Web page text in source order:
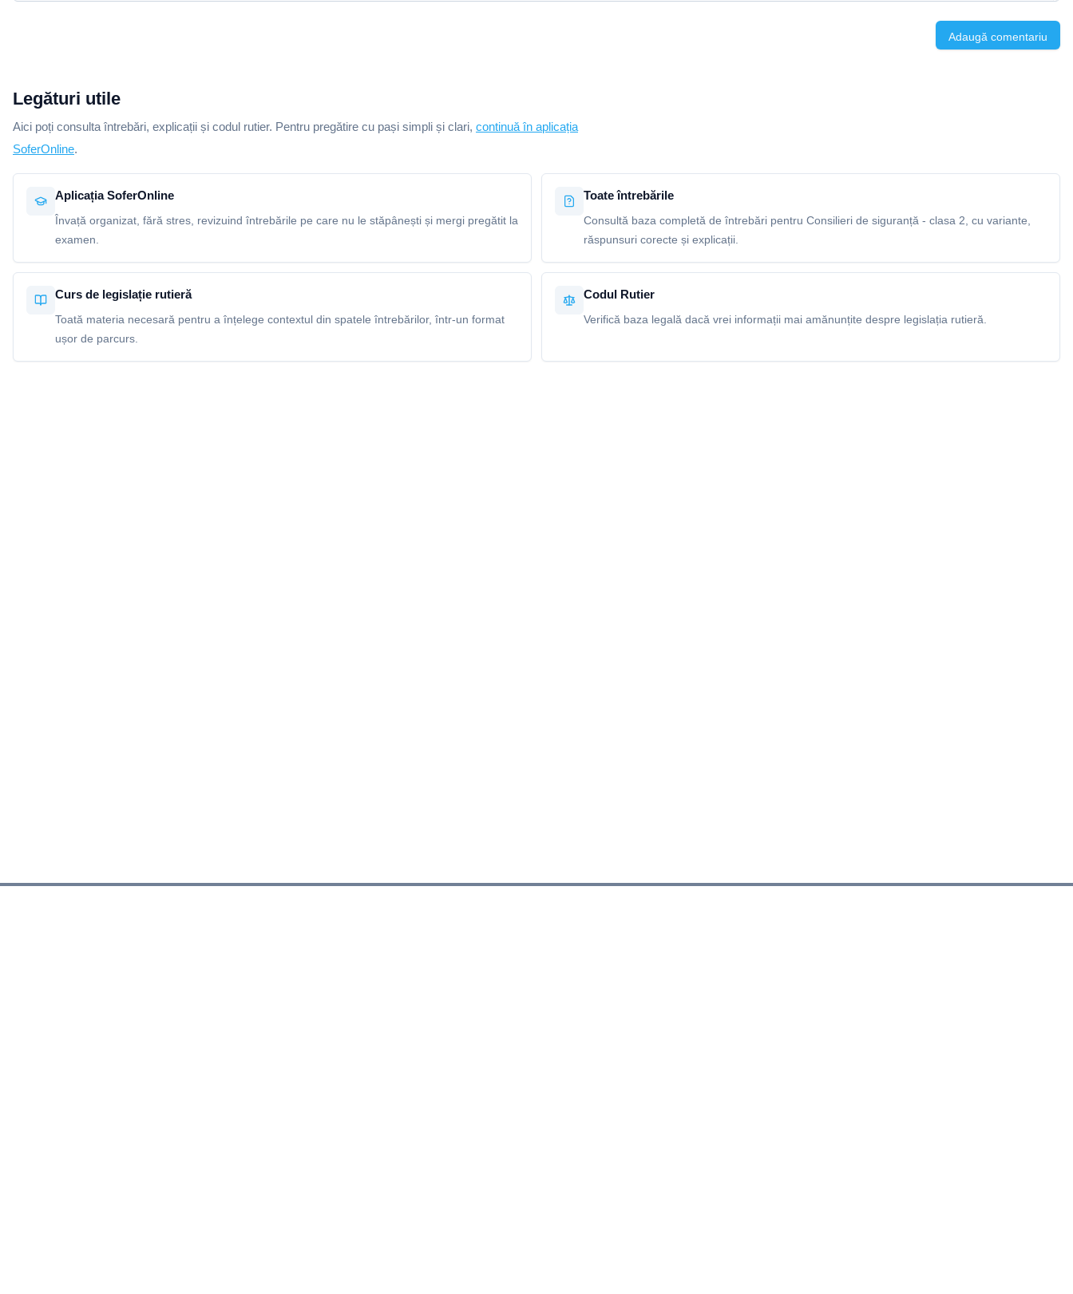
Adaugă comentariu
Legături utile
Aici poți consulta întrebări, explicații și codul rutier. Pentru pregătire cu pași simpli și clari, continuă în aplicația
SoferOnline.
Aplicația SoferOnline
Învață organizat, fără stres, revizuind întrebările pe care nu le stăpânești și mergi pregătit la
examen.
Toate întrebările
Consultă baza completă de întrebări pentru Consilieri de siguranță - clasa 2, cu variante,
răspunsuri corecte și explicații.
Curs de legislație rutieră
Toată materia necesară pentru a înțelege contextul din spatele întrebărilor, într-un format
ușor de parcurs.
Codul Rutier
Verifică baza legală dacă vrei informații mai amănunțite despre legislația rutieră.